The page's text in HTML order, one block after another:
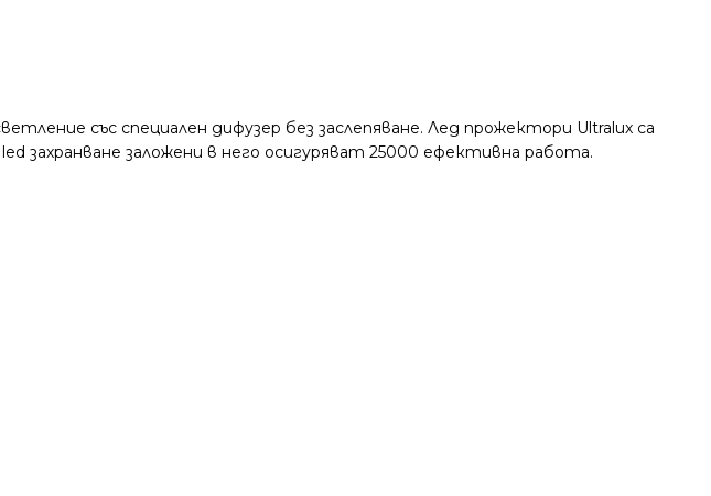
със специален дифузер без заслепяване. Лед прожектори Ultralux са
захранване заложени в него осигуряват 25000 ефективна работа.